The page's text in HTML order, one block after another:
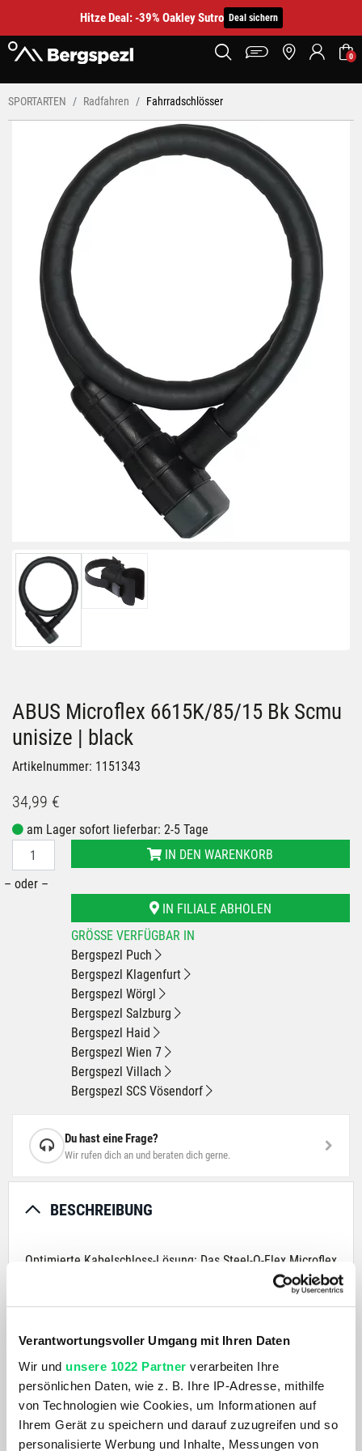
Verantwortungsvoller Umgang mit Ihren Daten
Wir und unsere 1022 Partner verarbeiten Ihre
persönlichen Daten, wie z. B. Ihre IP-Adresse, mithilfe
von Technologien wie Cookies, um Informationen auf
Ihrem Gerät zu speichern und darauf zuzugreifen und so
personalisierte Werbung und Inhalte, Messungen von
Hitze Deal: -39% Oakley Sutro Deal sichern
0
SPORTARTEN Radfahren Fahrradschlösser
ABUS Microflex 6615K/85/15 Bk Scmu
unisize | black
Artikelnummer: 1151343
34,99 €
am Lager sofort lieferbar: 2-5 Tage
IN DEN WARENKORB
– oder –
IN FILIALE ABHOLEN
GRÖSSE VERFÜGBAR IN
Bergspezl Puch
Bergspezl Klagenfurt
Bergspezl Wörgl
Bergspezl Salzburg
Bergspezl Haid
Bergspezl Wien 7
Bergspezl Villach
Bergspezl SCS Vösendorf
Du hast eine Frage?
Wir rufen dich an und beraten dich gerne.
BESCHREIBUNG
Optimierte Kabelschloss-Lösung: Das Steel-O-Flex Microflex
6615K bietet Ihnen mehr als nur ein Stahlkabel.
sicher angeschlossen. 15 mm starke, überlappende
deutlich schwerer. Und dank praktischer Snap Cage
Halterung ist das Steel-O-Flex Microflex 6615K im
Handumdrehen an Ihrem Rad montiert.